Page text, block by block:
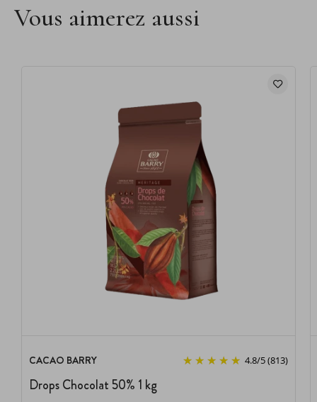
Vous aimerez aussi
CACAO BARRY 4.8/5(813)
Drops Chocolat 50% 1 kg